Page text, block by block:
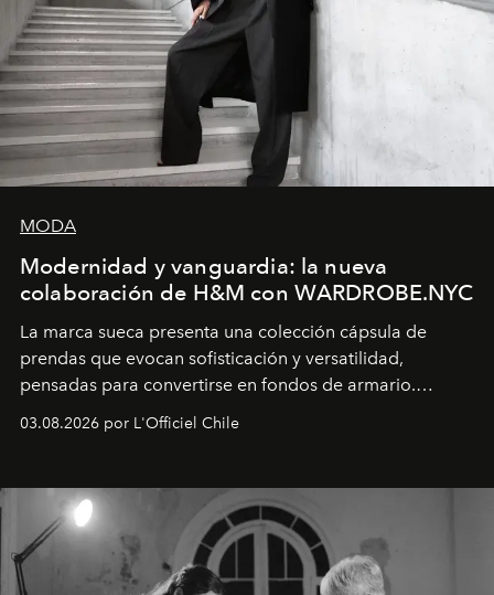
MODA
Modernidad y vanguardia: la nueva
colaboración de H&M con WARDROBE.NYC
La marca sueca presenta una colección cápsula de
prendas que evocan sofisticación y versatilidad,
pensadas para convertirse en fondos de armario.
Disponible en Chile desde el 6 de agosto.
03.08.2026 por L'Officiel Chile